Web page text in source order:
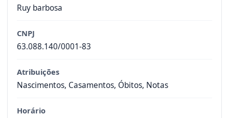
Ruy barbosa
CNPJ
63.088.140/0001-83
Atribuições
Nascimentos, Casamentos, Óbitos, Notas
Horário